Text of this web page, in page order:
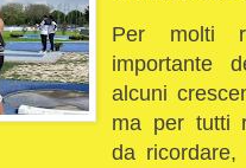
Per molti
importante
alcuni
ma per tutti
da